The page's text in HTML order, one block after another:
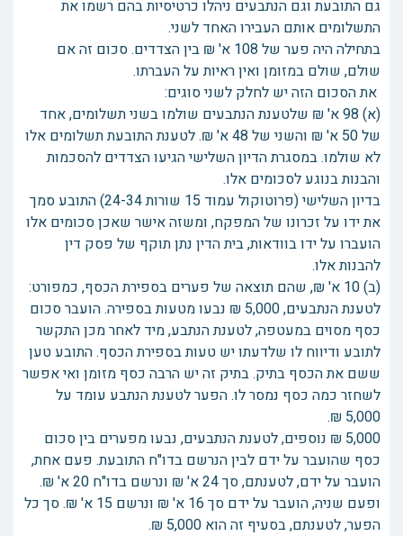
גם התובעת וגם הנתבעים ניהלו כרטיסיות בהם רשמו את
התשלומים אותם העבירו האחד לשני.
בתחילה היה פער של 108 א' ₪ בין הצדדים. סכום זה אם
שולם, שולם במזומן ואין ראיות על העברתו.
את הסכום הזה יש לחלק לשני סוגים:
(א) 98 א' ₪ שלטענת הנתבעים שולמו בשני תשלומים, אחד
של 50 א' ₪ והשני של 48 א' ₪. לטענת התובעת תשלומים אלו
לא שולמו. במסגרת הדיון השלישי הגיעו הצדדים להסכמות
והבנות בנוגע לסכומים אלו.
בדיון השלישי (פרוטוקול עמוד 15 שורות 24-34) התובע סמך
את ידו על זכרונו של המפקח, ומשזה אישר שאכן סכומים אלו
הועברו על ידו בוודאות, בית הדין נתן תוקף של פסק דין
להבנות אלו.
(ב) 10 א' ₪, שהם תוצאה של פערים בספירת הכסף, כמפורט:
לטענת הנתבעים, 5,000 ₪ נבעו מטעות בספירה. הועבר סכום
כסף מסוים במעטפה, לטענת הנתבע, מיד לאחר מכן התקשר
לתובע ודיווח לו שלדעתו יש טעות בספירת הכסף. התובע טען
ששם את הכסף בתיק. בתיק זה יש הרבה כסף מזומן ואי אפשר
לשחזר כמה כסף נמסר לו. הפער לטענת הנתבע עומד על
5,000 ₪.
5,000 ₪ נוספים, לטענת הנתבעים, נבעו מפערים בין סכום
כסף שהועבר על ידם לבין הנרשם בדו"ח התובעת. פעם אחת,
הועבר על ידם, לטענתם, סך 24 א' ₪ ונרשם בדו"ח 20 א' ₪.
ופעם שניה, הועבר על ידם סך 16 א' ₪ ונרשם 15 א' ₪. סך כל
הפער, לטענתם, בסעיף זה הוא 5,000 ₪.